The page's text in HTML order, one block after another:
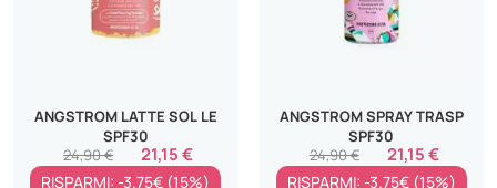
ANGSTROM LATTE SOL LE
SPF30
21,15 €
24,90 €
RISPARMI: -3.75€ (15%)
ANGSTROM SPRAY TRASP
SPF30
21,15 €
24,90 €
RISPARMI: -3.75€ (15%)